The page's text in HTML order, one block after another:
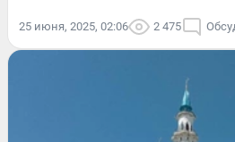
25 июня, 2025, 02:06 2 475